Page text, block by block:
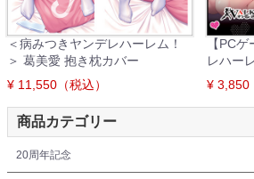
＜病みつきヤンデレハーレム！
＞ 葛美愛 抱き枕カバー
¥ 11,550（税込）
【PC
レハー
¥ 3,850
商品カテゴリー
20周年記念